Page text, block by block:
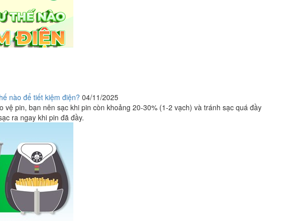
nào để tiết kiệm điện? 04/11/2025
vệ pin, bạn nên sạc khi pin còn khoảng 20-30% (1-2 vạch) và tránh sạc quá đầy
ra ngay khi pin đã đầy.